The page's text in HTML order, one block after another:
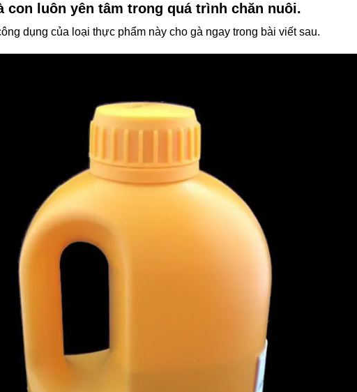
con luôn yên tâm trong quá trình chăn nuôi.
dụng của loại thực phẩm này cho gà ngay trong bài viết sau.